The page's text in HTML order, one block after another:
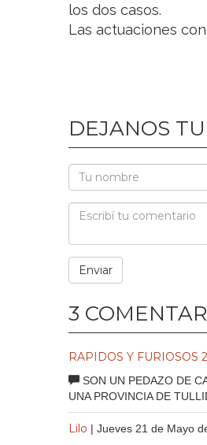
los dos casos.
Las actuaciones
DEJANOS
3
RAPIDOS Y FURIOSOS
SON UN PEDAZO DE
UNA PROVINCIA DE
Lilo | Jueves 21 de Mayo